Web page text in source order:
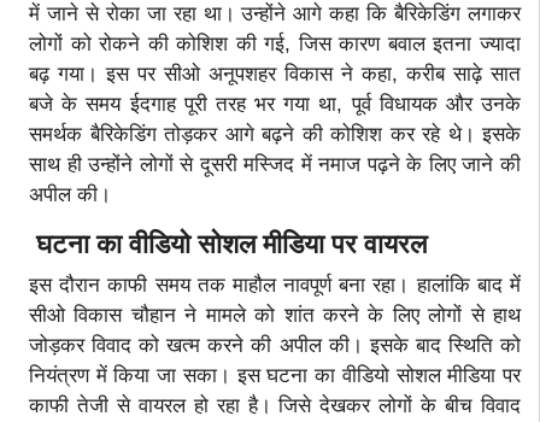
में जाने से रोका जा रहा था। उन्होंने आगे कहा कि बैरिकेडिंग लगाकर
लोगों को रोकने की कोशिश की गई, जिस कारण बवाल इतना ज्यादा
बढ़ गया। इस पर सीओ अनूपशहर विकास ने कहा, करीब साढ़े सात
बजे के समय ईदगाह पूरी तरह भर गया था, पूर्व विधायक और उनके
समर्थक बैरिकेडिंग तोड़कर आगे बढ़ने की कोशिश कर रहे थे। इसके
साथ ही उन्होंने लोगों से दूसरी मस्जिद में नमाज पढ़ने के लिए जाने की
अपील की।
घटना का वीडियो सोशल मीडिया पर वायरल
इस दौरान काफी समय तक माहौल नावपूर्ण बना रहा। हालांकि बाद में
सीओ विकास चौहान ने मामले को शांत करने के लिए लोगों से हाथ
जोड़कर विवाद को खत्म करने की अपील की। इसके बाद स्थिति को
नियंत्रण में किया जा सका। इस घटना का वीडियो सोशल मीडिया पर
काफी तेजी से वायरल हो रहा है। जिसे देखकर लोगों के बीच विवाद